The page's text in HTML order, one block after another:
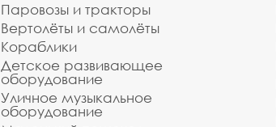
Паровозы и тракторы
Вертолёты и самолёты
Кораблики
Детское развивающее
оборудование
Уличное музыкальное
оборудование